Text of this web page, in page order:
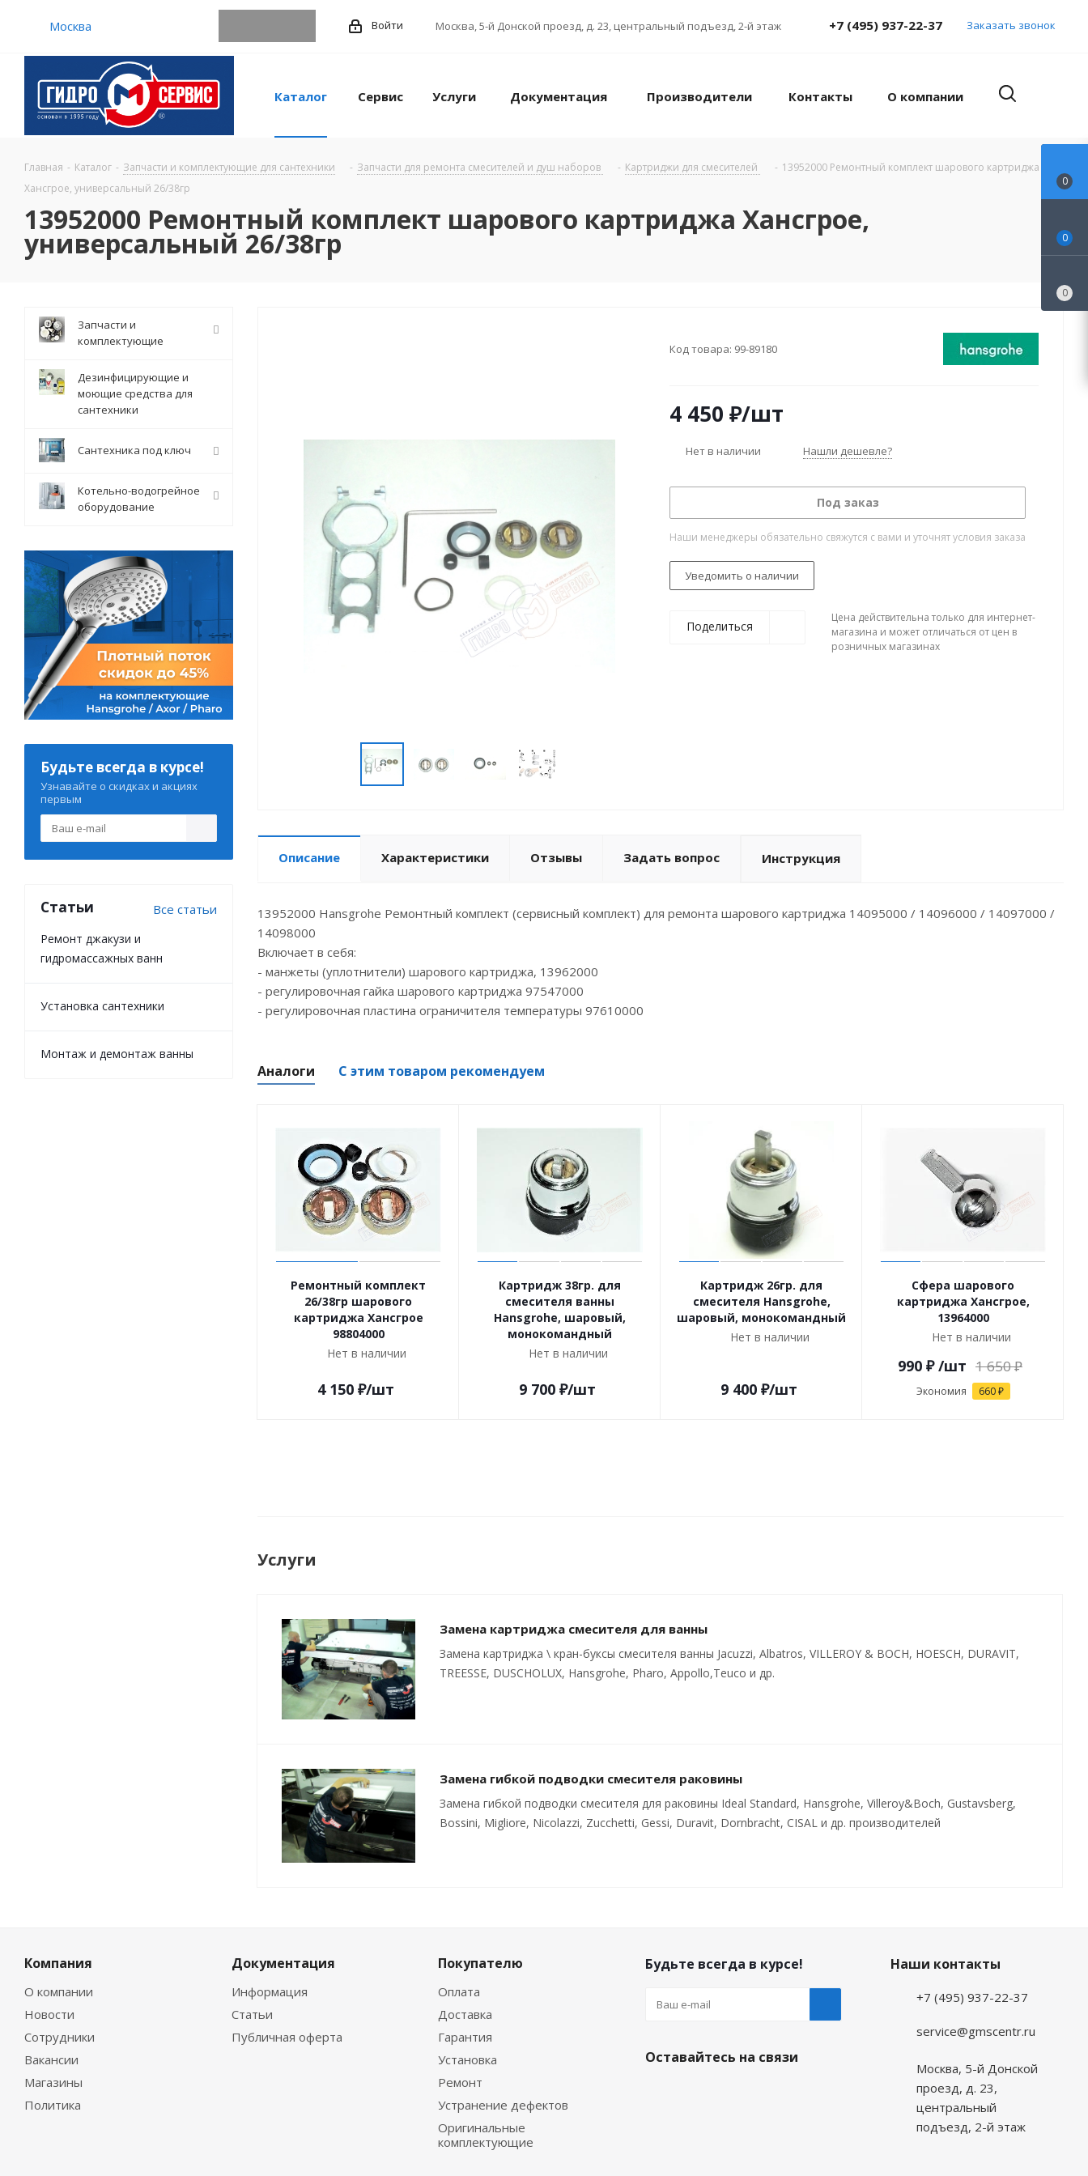
Москва Войти Москва,5-й Донской проезд, д. 23, центральный подъезд, 2-й этаж +7 (495) 937-22-37 Заказать звонок
Каталог Сервис Услуги Документация Производители Контакты О компании
Главная - Каталог - Запчасти и комплектующие для сантехники - Запчасти для ремонта смесителей и душ наборов - Картриджи для смесителей - 13952000 Ремонтный комплект шарового картриджа
Хансгрое, универсальный 26/38гр
13952000 Ремонтный комплект шарового картриджа Хансгрое,
универсальный 26/38гр
Код товара: 99-89180
4 450 ₽/шт
Нет в наличии Нашли дешевле?
Под заказ
Наши менеджеры обязательно свяжутся с вами и уточнят условия заказа
Уведомить о наличии
Поделиться
Цена действительна только для интернет-
магазина и может отличаться от цен в
розничных магазинах
Описание Характеристики Отзывы Задать вопрос Инструкция
13952000 Hansgrohe Ремонтный комплект (сервисный комплект) для ремонта шарового картриджа 14095000 / 14096000 / 14097000 /
14098000
Включает в себя:
- манжеты (уплотнители) шарового картриджа, 13962000
- регулировочная гайка шарового картриджа 97547000
- регулировочная пластина ограничителя температуры 97610000
Аналоги С этим товаром рекомендуем
Ремонтный комплект
26/38гр шарового
картриджа Хансгрое
98804000
Нет в наличии
4 150₽/шт
Картридж 38гр. для
смесителя ванны
Hansgrohe, шаровый,
монокомандный
Нет в наличии
9 700₽/шт
Картридж 26гр. для
смесителя Hansgrohe,
шаровый, монокомандный
Нет в наличии
9 400₽/шт
Сфера шарового
картриджа Хансгрое,
13964000
Нет в наличии
990 ₽ /шт 1 650₽
Экономия 660₽
Услуги
Замена картриджа смесителя для ванны
Замена картриджа \ кран-буксы смесителя ванны Jacuzzi, Albatros, VILLEROY & BOCH, HOESCH, DURAVIT,
TREESSE, DUSCHOLUX, Hansgrohe, Pharo, Appollo,Teuco и др.
Замена гибкой подводки смесителя раковины
Замена гибкой подводки смесителя для раковины Ideal Standard, Hansgrohe, Villeroy&Boch, Gustavsberg,
Bossini, Migliore, Nicolazzi, Zucchetti, Gessi, Duravit, Dornbracht, CISAL и др. производителей
Запчасти и
комплектующие
Дезинфицирующие и
моющие средства для
сантехники
Сантехника под ключ
Котельно-водогрейное
оборудование
Будьте всегда в курсе!
Узнавайте о скидках и акциях
первым
Статьи Все статьи
Ремонт джакузи и
гидромассажных ванн
Установка сантехники
Монтаж и демонтаж ванны
Компания
О компании
Новости
Сотрудники
Вакансии
Магазины
Политика
Документация
Информация
Статьи
Публичная оферта
Покупателю
Оплата
Доставка
Гарантия
Установка
Ремонт
Устранение дефектов
Оригинальные
комплектующие
Будьте всегда в курсе!
Оставайтесь на связи
Наши контакты
+7 (495) 937-22-37
service@gmscentr.ru
Москва, 5-й Донской
проезд, д. 23,
центральный
подъезд, 2-й этаж
0
0
0